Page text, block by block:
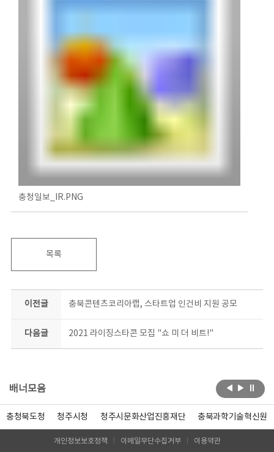
충청일보_IR.PNG
목록
이전글 충북콘텐츠코리아랩, 스타트업 인건비 지원 공모
다음글 2021 라이징스타콘 모집 "쇼 미 더 비트!"
배너모음
충청북도청 청주시청 청주시문화산업진흥재단 충북과학기술혁신원
개인정보보호정책 이메일무단수집거부 이용약관